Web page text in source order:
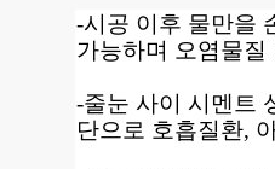
-시공 이후 물만을
가능하며 오염물질
-줄눈 사이 시멘트
단으로 호흡질환,